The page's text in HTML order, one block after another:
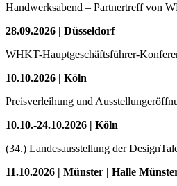
Handwerksabend – Partnertreff von
28.09.2026 | Düsseldorf
WHKT-Hauptgeschäftsführer-
10.10.2026 | Köln
Preisverleihung und
10.10.-24.10.2026 | Köln
(34.) Landesausstellung der
11.10.2026 | Münster | Halle